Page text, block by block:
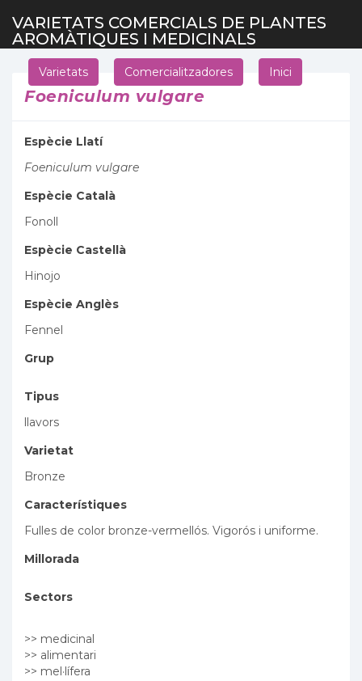
VARIETATS COMERCIALS DE PLANTES
AROMÀTIQUES I MEDICINALS
Varietats Comercialitzadores Inici
Foeniculum vulgare
Espècie Llatí
Foeniculum vulgare
Espècie Català
Fonoll
Espècie Castellà
Hinojo
Espècie Anglès
Fennel
Grup
Tipus
llavors
Varietat
Bronze
Característiques
Fulles de color bronze-vermellós. Vigorós i uniforme.
Millorada
Sectors
>> medicinal
>> alimentari
>> mel·lífera